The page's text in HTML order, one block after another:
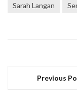
Sarah Langan
Previous